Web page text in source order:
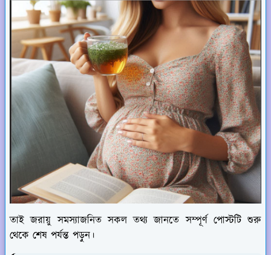
তাই জরায়ু সমস্যাজনিত সকল তথ্য জানতে সম্পূর্ণ পোস্টটি শুরু
থেকে শেষ পর্যন্ত পড়ুন।